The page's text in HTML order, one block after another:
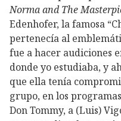
Norma and The
Edenhofer, la famosa
pertenecía al
fue a hacer audiciones
donde yo estudiaba, y
que ella tenía
grupo, en los
Don Tommy, a (Luis)